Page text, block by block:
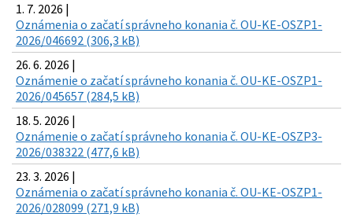
1. 7. 2026 |
Oznámenia o začatí správneho konania č. OU-KE-OSZP1-
2026/046692 (306,3 kB)
26. 6. 2026 |
Oznámenie o začatí správneho konania č. OU-KE-OSZP1-
2026/045657 (284,5 kB)
18. 5. 2026 |
Oznámenie o začatí správneho konania č. OU-KE-OSZP3-
2026/038322 (477,6 kB)
23. 3. 2026 |
Oznámenia o začatí správneho konania č. OU-KE-OSZP1-
2026/028099 (271,9 kB)